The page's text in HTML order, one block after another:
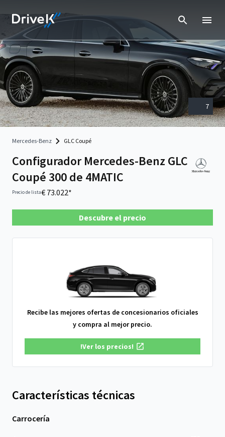
7
Mercedes-Benz GLC Coupé
Configurador Mercedes-Benz GLC
Coupé 300 de 4MATIC
Precio de lista€ 73.022*
Descubre el precio
Recibe las mejores ofertas de concesionarios oficiales
y compra al mejor precio.
!Ver los precios!
Características técnicas
Carrocería